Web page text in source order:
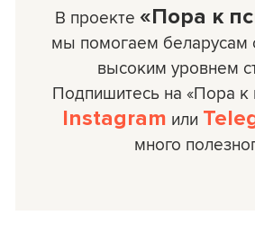
В проекте «Пора к
мы помогаем беларусам
высоким уровнем
Подпишитесь на «Пора к
Instagram или
много